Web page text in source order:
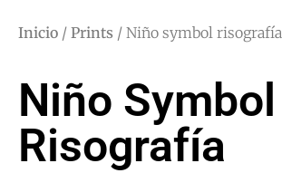
Inicio / Prints / Niño symbol risografía
Niño Symbol
Risografía